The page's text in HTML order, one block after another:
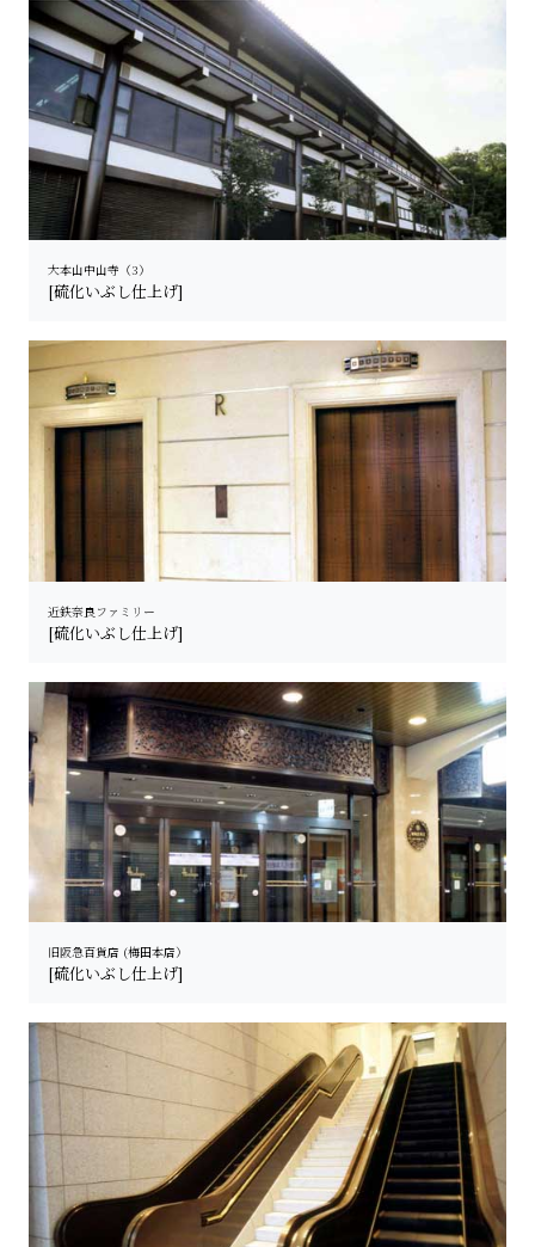
大本山中山寺（3）
[硫化いぶし仕上げ]
近鉄奈良ファミリー
[硫化いぶし仕上げ]
旧阪急百貨店 (梅田本店）
[硫化いぶし仕上げ]